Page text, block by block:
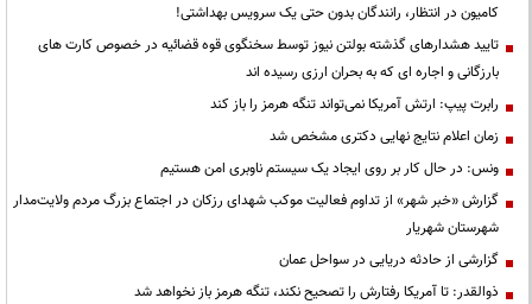
کامیون در انتظار، رانندگان بدون حتی یک سرویس بهداشتی!
تایید هشدارهای گذشته بولتن نیوز توسط سخنگوی قوه قضائیه در خصوص کارت های
بارزگانی و اجاره ای که به بحران ارزی رسیده اند
رابرت پیپ: ارتش آمریکا نمی‌تواند تنگه هرمز را باز کند
زمان اعلام نتایج نهایی دکتری مشخص شد
ونس: در حال کار بر روی ایجاد یک سیستم ناوبری امن هستیم
گزارش «خبر شهر» از تداوم فعالیت موکب شهدای رزکان در اجتماع بزرگ مردم ولایت‌مدار
شهرستان شهریار
گزارشی از حادثه دریایی در سواحل عمان
ذوالقدر: تا آمریکا رفتارش را تصحیح نکند، تنگه هرمز باز نخواهد شد